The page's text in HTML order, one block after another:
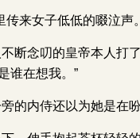
传来女子低低的啜泣声
不断念叨的皇帝本人
谁在想我。”
的内侍还以为她是在